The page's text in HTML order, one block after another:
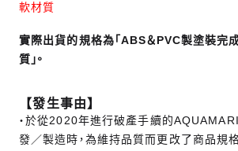
軟材質
實際出貨的規格為「ABS＆PVC製塗裝
質」。
【發生事由】
・於從2020年進行破產手續的
發／製造時，為維持品質而更改了商品規格